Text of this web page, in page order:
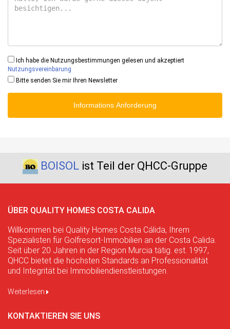
Ich habe die Nutzungsbestimmungen gelesen und akzeptiert
Nutzungsvereinbarung
Bitte senden Sie mir Ihren Newsletter
Informations Anforderung
BOISOL ist Teil der QHCC-Gruppe
ÜBER QUALITY HOMES COSTA CALIDA
Willkommen bei Quality Homes Costa Cálida, Ihrem
Spezialisten für Golfresort-Immobilien an der Costa Calida.
Seit über 20 Jahren in der Region Murcia tätig. est. 1997,
QHCC bietet die höchsten Standards an Professionalität
und Integrität bei Immobiliendienstleistungen.
Weiterlesen
KONTAKTIEREN SIE UNS